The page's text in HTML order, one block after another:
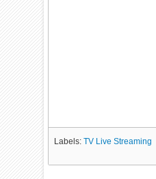
Labels:TV Live Streaming